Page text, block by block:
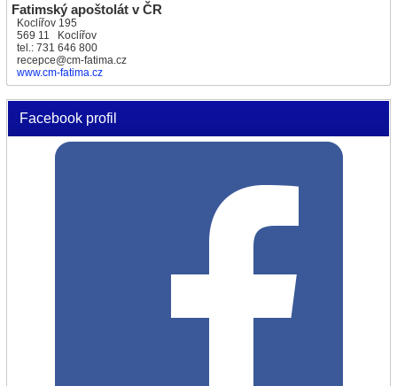
Fatimský apoštolát v ČR
Koclířov 195
569 11 Koclířov
tel.: 731 646 800
recepce@cm-fatima.cz
www.cm-fatima.cz
Facebook profil